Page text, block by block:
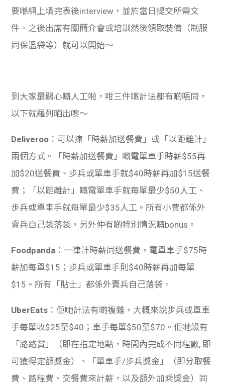
要喺網上填完表後interview，並於當日提交所需文
件。之後出席有關簡介會或培訓然後領取裝備（制服
同保溫袋等）就可以開始～
到大家最關心嘅人工啦，咁三件嘅計法都有啲唔同，
以下就羅列晒出嚟～
Deliveroo ：可以揀「時薪加送餐費」或「以距離計」
兩個方式。「時薪加送餐費」嘅電單車手時薪$55再
加$20送餐費、步兵或單車手就$40時薪再加$15送餐
費；「以距離計」嘅電單車手就每單最少$50人工、
步兵或單車手就每單最少$35人工。所有小費都係外
賣兵自己袋落袋，另外仲有啲特別情況嘅bonus。
Foodpanda ：一律計時薪同送餐費，電單車手$75時
薪加每單$15；步兵或單車手則$40時薪再加每單
$15。所有「貼士」都係外賣兵自己落袋。
UberEats ：佢哋計法有啲複雜，大概來說步兵或單車
手每單收$25至$40；車手每單$50至$70。佢哋設有
「路路賞」（即在指定地點，時間內完成不同程數, 即
可獲得定額獎金）、「單車手/步兵獎金」（即分取餐
費、路程費、交餐費來計薪，以及額外加乘獎金）同